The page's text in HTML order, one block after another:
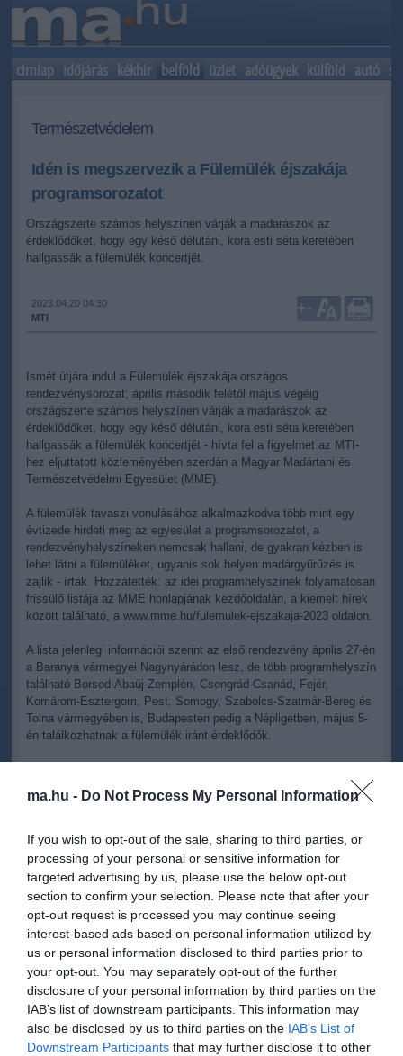
ma.hu - Do Not Process My Personal Information
If you wish to opt-out of the sale, sharing to third parties, or
processing of your personal or sensitive information for
targeted advertising by us, please use the below opt-out
section to confirm your selection. Please note that after your
opt-out request is processed you may continue seeing
interest-based ads based on personal information utilized by
us or personal information disclosed to third parties prior to
your opt-out. You may separately opt-out of the further
disclosure of your personal information by third parties on the
IAB’s list of downstream participants. This information may
also be disclosed by us to third parties on the IAB’s List of
Downstream Participants that may further disclose it to other
címlap időjárás kékhír belföld üzlet adóügyek külföld autó
Természetvédelem
Idén is megszervezik a Fülemülék éjszakája
programsorozatot
Országszerte számos helyszínen várják a madarászok az
érdeklődőket, hogy egy késő délutáni, kora esti séta keretében
hallgassák a fülemülék koncertjét.
2023.04.20 04:30
MTI
+-
Ismét útjára indul a Fülemülék éjszakája országos
rendezvénysorozat; április második felétől május végéig
országszerte számos helyszínen várják a madarászok az
érdeklődőket, hogy egy késő délutáni, kora esti séta keretében
hallgassák a fülemülék koncertjét - hívta fel a figyelmet az MTI-
hez eljuttatott közleményében szerdán a Magyar Madártani és
Természetvédelmi Egyesület (MME).
A fülemülék tavaszi vonulásához alkalmazkodva több mint egy
évtizede hirdeti meg az egyesület a programsorozatot, a
rendezvényhelyszíneken nemcsak hallani, de gyakran kézben is
lehet látni a fülemüléket, ugyanis sok helyen madárgyűrűzés is
zajlik - írták. Hozzátették: az idei programhelyszínek folyamatosan
frissülő listája az MME honlapjának kezdőoldalán, a kiemelt hírek
között található, a www.mme.hu/fulemulek-ejszakaja-2023 oldalon.
A lista jelenlegi információi szerint az első rendezvény április 27-én
a Baranya vármegyei Nagynyárádon lesz, de több programhelyszín
található Borsod-Abaúj-Zemplén, Csongrád-Csanád, Fejér,
Komárom-Esztergom, Pest, Somogy, Szabolcs-Szatmár-Bereg és
Tolna vármegyében is, Budapesten pedig a Népligetben, május 5-
én találkozhatnak a fülemülék iránt érdeklődők.
világ egyik legszebb énekhangú madara, a verébméretű, egyszínű
barnás felsőtestű, vöröses farkú fülemüle, amely nemcsak
változatossága miatt híres, de az is különleges benne, hogy a
hímek éjszaka is énekelnek - olvasható a közleményben.
A fülemülék a telet Afrika Szaharától délre húzódó területein töltik,
az első madarak április első felében, a többség április végén és
május elején érkezik Magyarországra, és a hímek szinte azonnal
énekelni kezdenek - fejtette ki az egyesület.
Kitértek arra is, hogy a fülemüle hangja a művészeket is
megihlette, például Andersen Fülemüle című meséjéből
Sztravinszkij írt operát, Händel orgonaversenyében a kakukk
mellett a fülemüle strófái is megszólalnak, Oscar Wilde A
csalogány és a rózsa című novellájának csalogány főhőse dalát és